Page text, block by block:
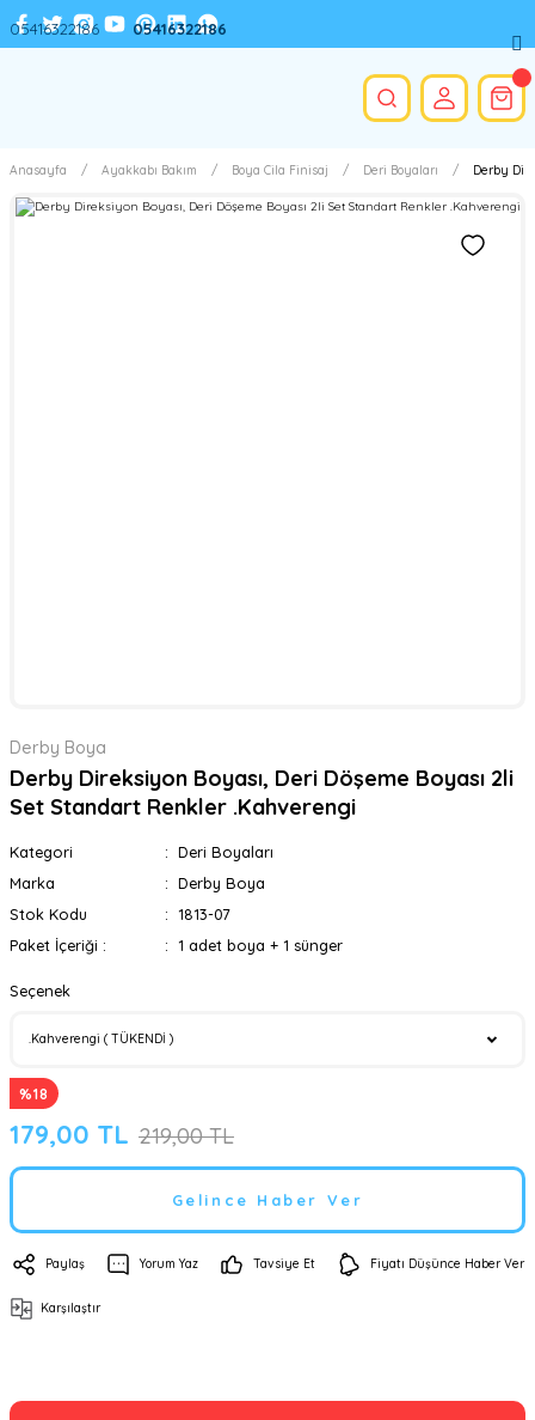
Anasayfa Ayakkabı Bakım Boya Cila Finisaj Deri Boyaları Derby
Derby Boya
Derby Direksiyon Boyası, Deri Döşeme Boyası 2li
Set Standart Renkler .Kahverengi
Kategori
Deri Boyaları
Marka
Derby Boya
Stok Kodu
1813-07
Paket İçeriği :
1 adet boya + 1 sünger
Seçenek
%18
179,00 TL 219,00 TL
Gelince Haber Ver
Paylaş Yorum Yaz Tavsiye Et Fiyatı Düşünce Haber Ver
Karşılaştır
05416322186 05416322186